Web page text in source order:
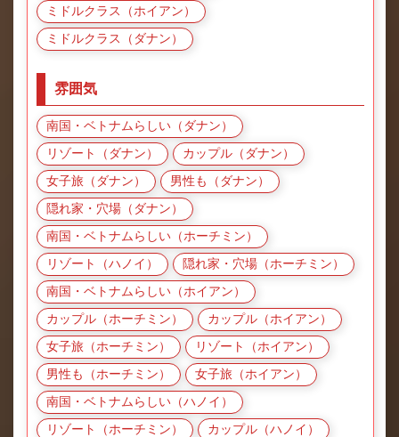
ミドルクラス（ホイアン）
ミドルクラス（ダナン）
雰囲気
南国・ベトナムらしい（ダナン）
リゾート（ダナン） カップル（ダナン）
女子旅（ダナン） 男性も（ダナン）
隠れ家・穴場（ダナン）
南国・ベトナムらしい（ホーチミン）
リゾート（ハノイ） 隠れ家・穴場（ホーチミン）
南国・ベトナムらしい（ホイアン）
カップル（ホーチミン） カップル（ホイアン）
女子旅（ホーチミン） リゾート（ホイアン）
男性も（ホーチミン） 女子旅（ホイアン）
南国・ベトナムらしい（ハノイ）
リゾート（ホーチミン） カップル（ハノイ）